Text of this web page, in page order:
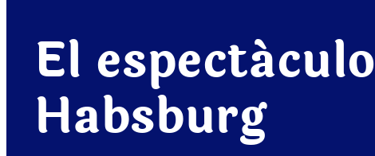
El espectáculo
Habsburg